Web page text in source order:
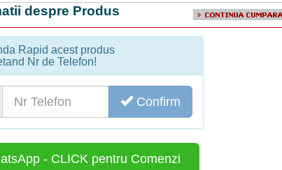
despre Produs
Rapid acest produs
Nr de Telefon!
Confirm
- CLICK pentru Comenzi